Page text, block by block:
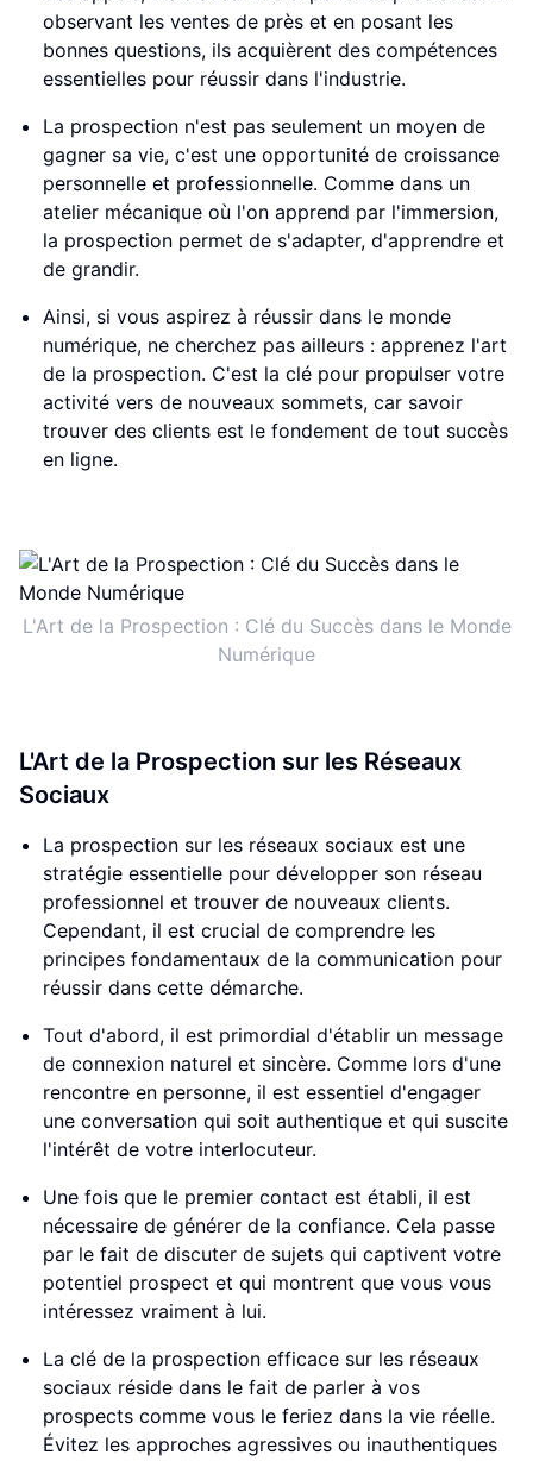
observant les ventes de près et en posant les
bonnes questions, ils acquièrent des compétences
essentielles pour réussir dans l'industrie.
La prospection n'est pas seulement un moyen de
gagner sa vie, c'est une opportunité de croissance
personnelle et professionnelle. Comme dans un
atelier mécanique où l'on apprend par l'immersion,
la prospection permet de s'adapter, d'apprendre et
de grandir.
Ainsi, si vous aspirez à réussir dans le monde
numérique, ne cherchez pas ailleurs : apprenez l'art
de la prospection. C'est la clé pour propulser votre
activité vers de nouveaux sommets, car savoir
trouver des clients est le fondement de tout succès
en ligne.
L'Art de la Prospection : Clé du Succès dans le Monde
Numérique
L'Art de la Prospection sur les Réseaux
Sociaux
La prospection sur les réseaux sociaux est une
stratégie essentielle pour développer son réseau
professionnel et trouver de nouveaux clients.
Cependant, il est crucial de comprendre les
principes fondamentaux de la communication pour
réussir dans cette démarche.
Tout d'abord, il est primordial d'établir un message
de connexion naturel et sincère. Comme lors d'une
rencontre en personne, il est essentiel d'engager
une conversation qui soit authentique et qui suscite
l'intérêt de votre interlocuteur.
Une fois que le premier contact est établi, il est
nécessaire de générer de la confiance. Cela passe
par le fait de discuter de sujets qui captivent votre
potentiel prospect et qui montrent que vous vous
intéressez vraiment à lui.
La clé de la prospection efficace sur les réseaux
sociaux réside dans le fait de parler à vos
prospects comme vous le feriez dans la vie réelle.
Évitez les approches agressives ou inauthentiques